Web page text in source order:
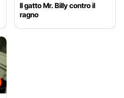
Il gatto Mr. Billy contro il
ragno